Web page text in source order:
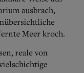
ausbrach,
ersichtliche
Meer kroch.
reale von